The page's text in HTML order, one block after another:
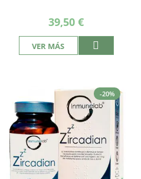
39,50 €
VER MÁS
-20%